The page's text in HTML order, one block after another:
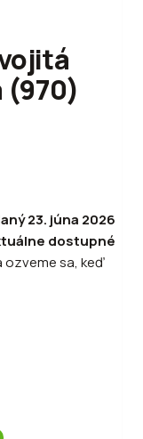
(970)
23. júna 2026
dostupné
sa, keď